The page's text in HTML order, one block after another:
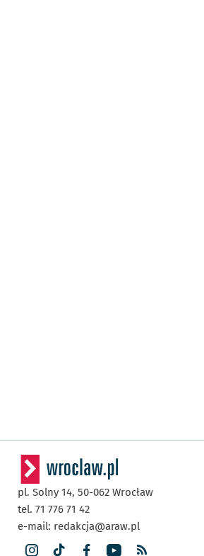
pl. Solny 14, 50-062 Wrocław
tel. 71 776 71 42
e-mail: redakcja@araw.pl